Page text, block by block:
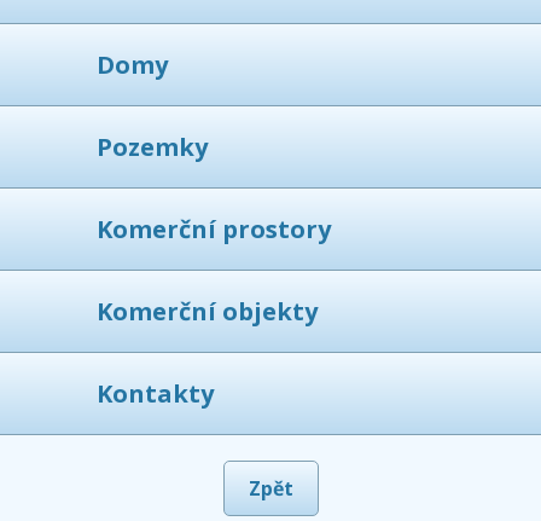
Domy
Pozemky
Komerční prostory
Komerční objekty
Kontakty
Zpět